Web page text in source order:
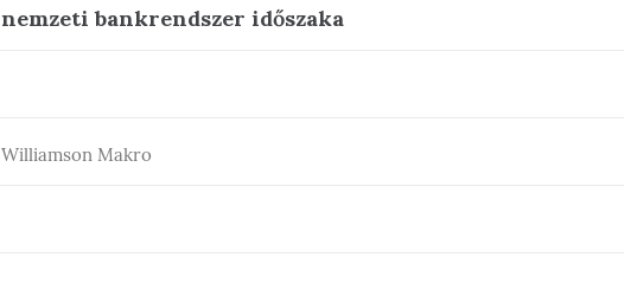
nemzeti bankrendszer időszaka
Williamson Makro